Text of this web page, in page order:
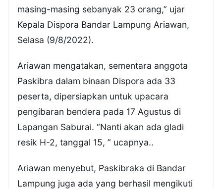
masing-masing sebanyak 23 orang,” ujar
Kepala Dispora Bandar Lampung Ariawan,
Selasa (9/8/2022).
Ariawan mengatakan, sementara anggota
Paskibra dalam binaan Dispora ada 33
peserta, dipersiapkan untuk upacara
pengibaran bendera pada 17 Agustus di
Lapangan Saburai. “Nanti akan ada gladi
resik H-2, tanggal 15, ” ucapnya..
Ariawan menyebut, Paskibraka di Bandar
Lampung juga ada yang berhasil mengikuti